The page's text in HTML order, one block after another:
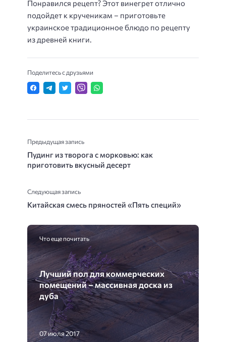
Понравился рецепт? Этот винегрет отлично
подойдет к крученикам – приготовьте
украинское традиционное блюдо по рецепту
из древней книги.
Поделитесь с друзьями
Предыдущая запись
Пудинг из творога с морковью: как
приготовить вкусный десерт
Следующая запись
Китайская смесь пряностей «Пять специй»
Что еще почитать
Лучший пол для коммерческих
помещений – массивная доска из
дуба
07 июля 2017